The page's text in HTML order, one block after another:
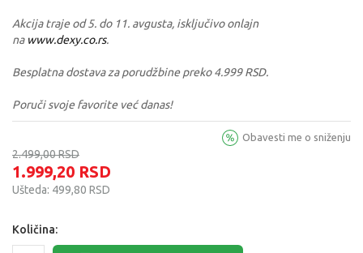
Akcija traje od 5. do 11. avgusta, isključivo onlajn
na www.dexy.co.rs.
Besplatna dostava za porudžbine preko 4.999 RSD.
Poruči svoje favorite već danas!
2.499,00RSD
1.999,20 RSD
Ušteda: 499,80 RSD
Obavesti me o sniženju
Količina: